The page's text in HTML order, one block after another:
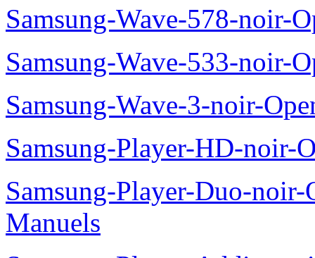
Samsung-Wave-578-noir-
Samsung-Wave-533-noir-
Samsung-Wave-3-noir-
Samsung-Player-HD-noir-
Samsung-Player-Duo-
Manuels